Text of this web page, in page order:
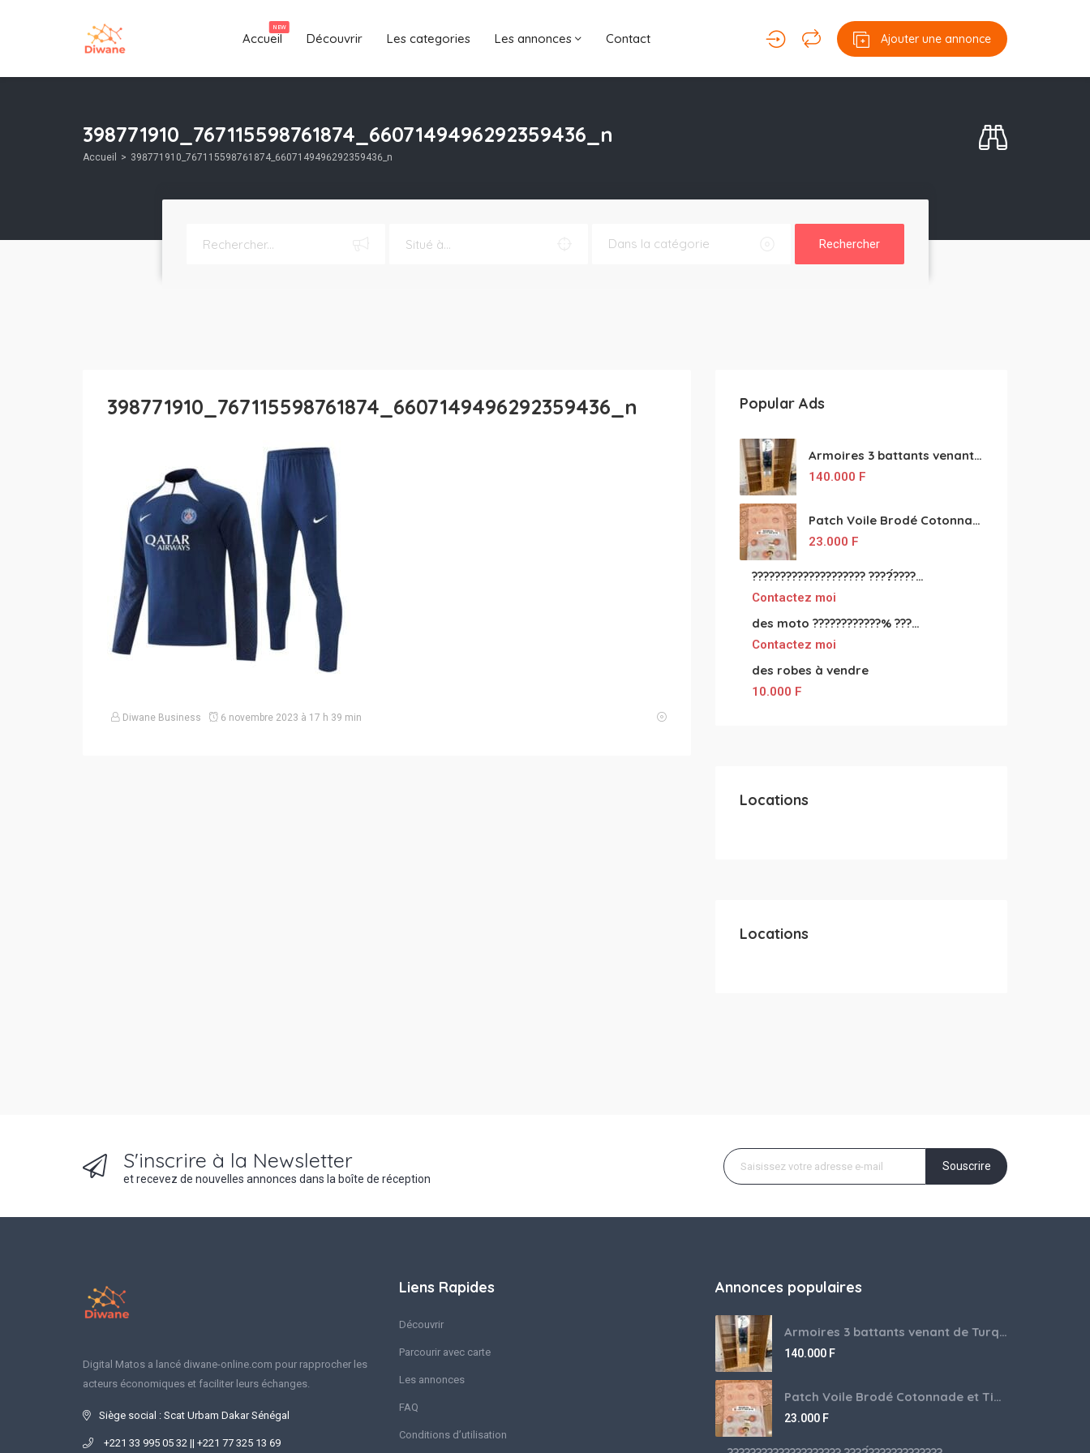
Accueil
NEW
Découvrir Les categories Les annonces Contact Ajouter une annonce
398771910_767115598761874_6607149496292359436_n
Accueil 398771910_767115598761874_6607149496292359436_n
Rechercher
398771910_767115598761874_6607149496292359436_n
Diwane Business 6 novembre 2023 à 17 h 39 min
Popular Ads
Armoires 3 battants venant de Turquie disponibles
140.000 F
Patch Voile Brodé Cotonnade et Tinu Minu de l’Inde ???????? ????
23.000 F
???????????????????? ????́???????????????????????????????????????? à vendre
Contactez moi
des moto ????????????% ????́???????????????????????????????????? à vendre
Contactez moi
des robes à vendre
10.000 F
Locations
Locations
S'inscrire à la Newsletter
et recevez de nouvelles annonces dans la boîte de réception
Souscrire
Digital Matos a lancé diwane-online.com pour rapprocher les
acteurs économiques et faciliter leurs échanges.
Siège social : Scat Urbam Dakar Sénégal
+221 33 995 05 32 || +221 77 325 13 69
Liens Rapides
Découvrir
Parcourir avec carte
Les annonces
FAQ
Conditions d’utilisation
Annonces populaires
Armoires 3 battants venant de Turquie disponibles
140.000 F
Patch Voile Brodé Cotonnade et Tinu Minu de l’Inde ???????? ????
23.000 F